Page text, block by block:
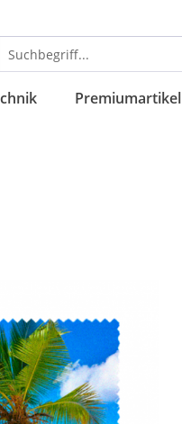
Premiumartikel